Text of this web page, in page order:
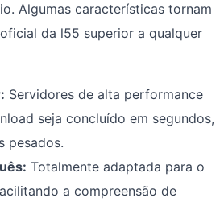
Algumas características tornam
da l55 superior a qualquer
Servidores de alta performance
seja concluído em segundos,
pesados.
Totalmente adaptada para o
a compreensão de